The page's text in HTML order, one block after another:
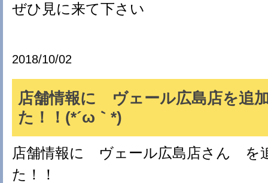
ぜひ見に来て下さい
2018/10/02
店舗情報に ヴェール広島店を追
た！！(*´ω｀*)
店舗情報に ヴェール広島店さん を
た！！